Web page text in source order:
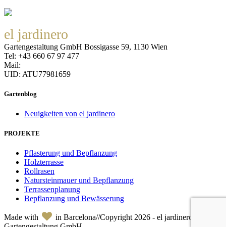
el jardinero
Gartengestaltung GmbH Bossigasse 59, 1130 Wien
Tel: +43 660 67 97 477
Mail:
UID: ATU77981659
Gartenblog
Neuigkeiten von el jardinero
PROJEKTE
Pflasterung und Bepflanzung
Holzterrasse
Rollrasen
Natursteinmauer und Bepflanzung
Terrassenplanung
Bepflanzung und Bewässerung
Made with in Barcelona//Copyright 2026 - el jardinero